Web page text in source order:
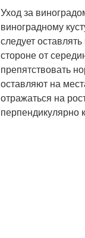
Уход за
виноградному
следует
стороне от
препятствовать
оставляют на
отражаться на
перпендикулярно